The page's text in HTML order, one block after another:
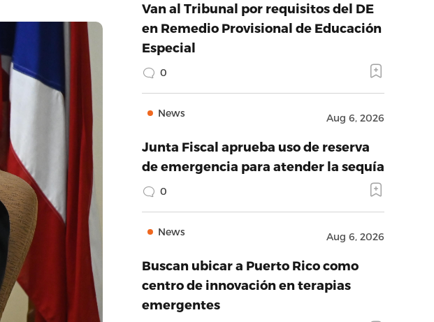
Van al Tribunal por requisitos del DE
en Remedio Provisional de Educación
Especial
0
News Aug 6, 2026
Junta Fiscal aprueba uso de reserva
de emergencia para atender la sequía
0
News Aug 6, 2026
Buscan ubicar a Puerto Rico como
centro de innovación en terapias
emergentes